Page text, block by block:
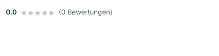
0.0 (0 Bewertungen)